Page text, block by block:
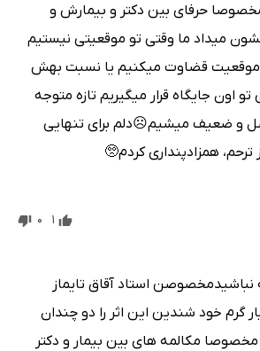
حرفای بین دکتر و بیمارش و
نشون میداد ما وقتی تو موقعیتی نیستیم
موقعیت قضاوت میکنیم یا نسبت بهش
اون جایگاه قرار میگیریم تازه متوجه
و ضعیف میشیم☹️دلم برای تنهایی
همزادپنداری کردم🥺
1
0
نباشیدمخصوصن استاد آقاق تایماز
گرم خود شندین این اثر را دو چندان
مخصوصا مکالمه های بین بیمار و دکتر